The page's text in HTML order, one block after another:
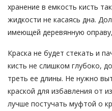
хранение в емкость кисть
жидкости не касаясь дна.
имеющей деревянную
Краска не будет стекать и
кисть не слишком глубоко,
треть ее длины. Не нужно
краской для избавления от
лучше постучать муфтой о